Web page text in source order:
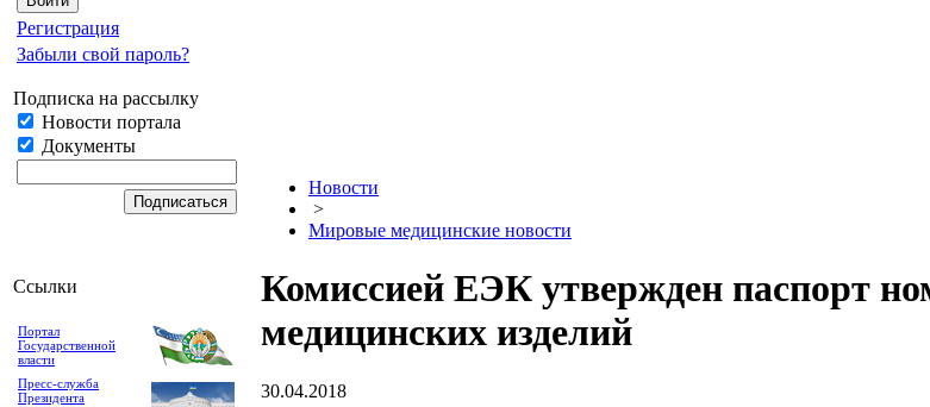
Регистрация
Забыли свой пароль?
Подписка на рассылку
Новости портала
Документы
Ссылки
Портал
Государственной
власти
Пресс-служба
Президента
Новости
>
Мировые медицинские новости
Комиссией ЕЭК утвержден паспорт
медицинских изделий
30.04.2018